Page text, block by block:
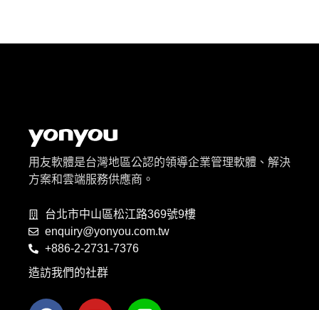
用友軟體是台灣地區公認的領導企業管理軟體、解決
方案和雲端服務供應商。
台北市中山區松江路369號9樓
enquiry@yonyou.com.tw
+886-2-2731-7376
造訪我們的社群